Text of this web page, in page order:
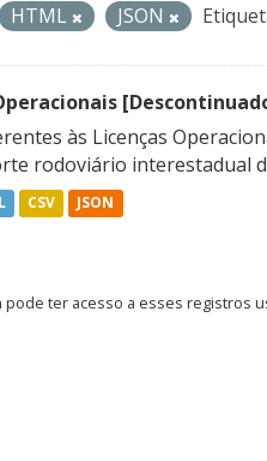
HTML JSON
às Licenças
rodoviário interestadual
CSV JSON
pode ter acesso a esses registros